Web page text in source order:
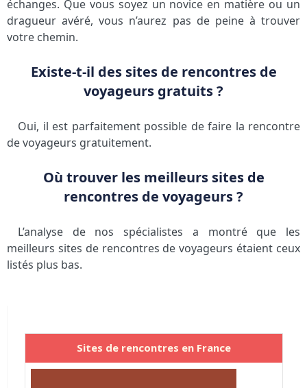
échanges. Que vous soyez un novice en matière ou un
dragueur avéré, vous n’aurez pas de peine à trouver
votre chemin.
Existe-t-il des sites de rencontres de
voyageurs gratuits ?
Oui, il est parfaitement possible de faire la rencontre
de voyageurs gratuitement.
Où trouver les meilleurs sites de
rencontres de voyageurs ?
L’analyse de nos spécialistes a montré que les
meilleurs sites de rencontres de voyageurs étaient ceux
listés plus bas.
Sites de rencontres en France